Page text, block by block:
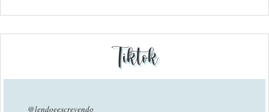
Tiktok
@lendoeescrevendo